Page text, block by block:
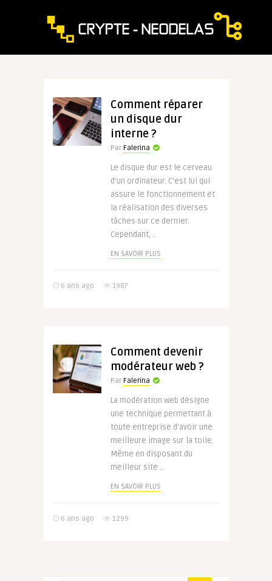
Comment réparer
un disque dur
interne ?
Par Falerina
Le disque dur est le cerveau
d’un ordinateur. C’est lui qui
assure le fonctionnement et
la réalisation des diverses
tâches sur ce dernier.
Cependant, ..
EN SAVOIR PLUS
6 ans ago 1987
Comment devenir
modérateur web ?
Par Falerina
La modération web désigne
une technique permettant à
toute entreprise d’avoir une
meilleure image sur la toile.
Même en disposant du
meilleur site ..
EN SAVOIR PLUS
6 ans ago 1299